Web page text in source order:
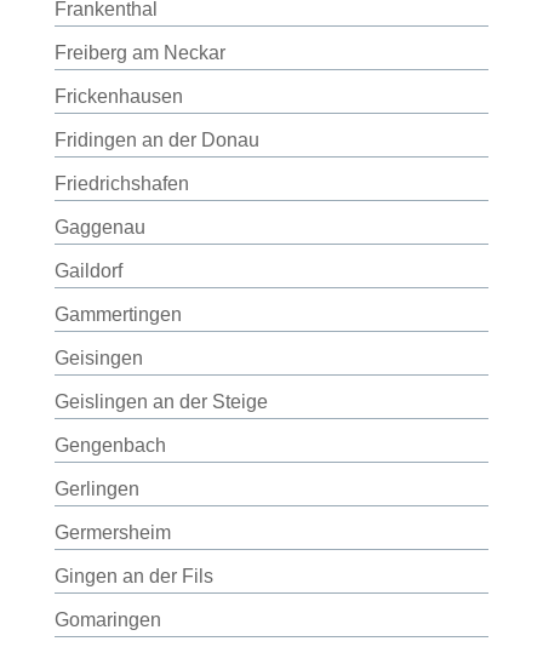
Frankenthal
Freiberg am Neckar
Frickenhausen
Fridingen an der Donau
Friedrichshafen
Gaggenau
Gaildorf
Gammertingen
Geisingen
Geislingen an der Steige
Gengenbach
Gerlingen
Germersheim
Gingen an der Fils
Gomaringen